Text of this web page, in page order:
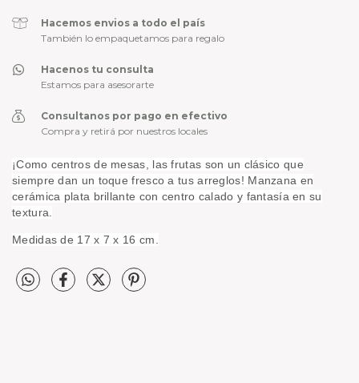
Hacemos envios a todo el país
También lo empaquetamos para regalo
Hacenos tu consulta
Estamos para asesorarte
Consultanos por pago en efectivo
Compra y retirá por nuestros locales
¡Como centros de mesas, las frutas son un clásico que
siempre dan un toque fresco a tus arreglos! Manzana en
cerámica plata brillante con centro calado y fantasía en su
textura.
Medidas de 17 x 7 x 16 cm.